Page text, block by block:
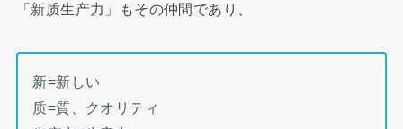
「新质生产力」もその仲間であり、
新=新しい
质=質、クオリティ